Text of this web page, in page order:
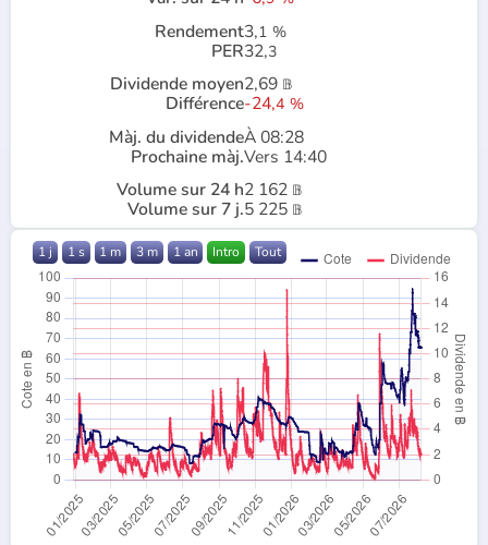
Rendement3,1 %
PER32,3
Dividende moyen2,69 𝔹
Différence-24,4 %
Màj. du dividendeÀ 08:28
Prochaine màj.Vers 14:40
Volume sur 24 h2 162 𝔹
Volume sur 7 j.5 225 𝔹
1 j 1 s 1 m 3 m 1 an Intro Tout